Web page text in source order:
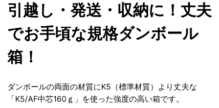
引越し・発送・収納に！丈夫
でお手頃な規格ダンボール
箱！
ダンボールの両面の材質にK5（標準材質）より丈夫な
「K5/AF中芯160ｇ」を使った強度の高い箱です。